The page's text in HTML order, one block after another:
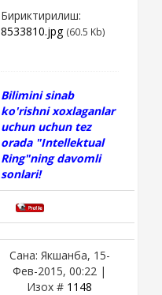
Бириктирилиш:
8533810.jpg (60.5 Kb)
Bilimini sinab
ko'rishni xoxlaganlar
uchun uchun tez
orada "Intellektual
Ring"ning davomli
sonlari!
Сана: Якшанба, 15-
Фев-2015, 00:22 |
Изох # 1148